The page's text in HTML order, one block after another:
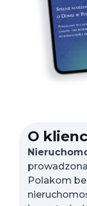
O
Polakom